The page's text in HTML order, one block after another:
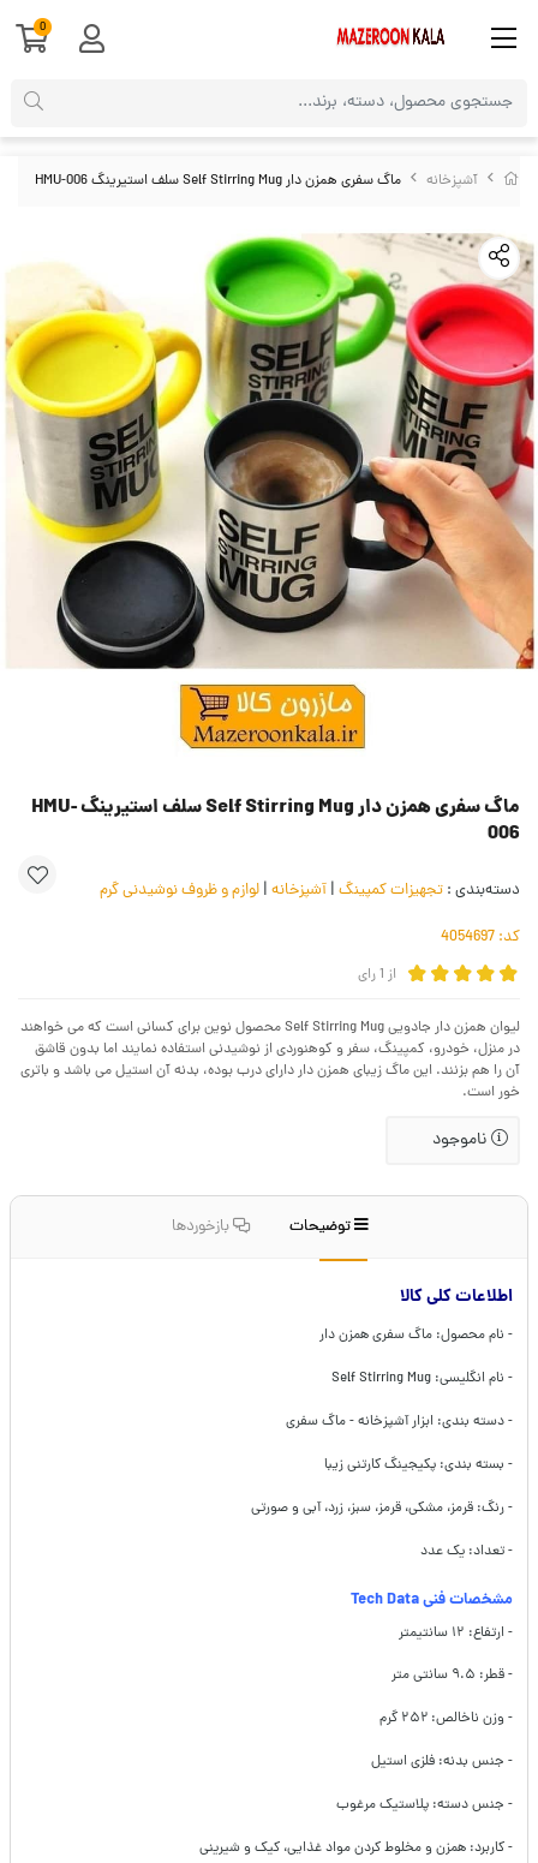
آشپزخانه ماگ سفری همزن دار Self Stirring Mug سلف استیرینگ HMU-006
ماگ سفری همزن دار Self Stirring Mug سلف استیرینگ HMU-
006
دسته‌بندی : تجهیزات کمپینگ | آشپزخانه | لوازم و ظروف نوشیدنی گرم
کد:
از 1رای
لیوان همزن دار جادویی Self Stirring Mug محصول نوین برای کسانی است که می خواهند
در منزل، خودرو، کمپینگ، سفر و کوهنوردی از نوشیدنی استفاده نمایند اما بدون قاشق
آن را هم بزنند. این ماگ زیبای همزن دار دارای درب بوده، بدنه آن استیل می باشد و باتری
خور است.
ناموجود
توضیحات بازخوردها
اطلاعات کلی کالا
- نام محصول: ماگ سفری همزن دار
- نام انگلیسی: Self Stirring Mug
- دسته بندی: ابزار آشپزخانه - ماگ سفری
- بسته بندی: پکیجینگ کارتنی زیبا
- رنگ: قرمز، مشکی، قرمز، سبز، زرد، آبی و صورتی
- تعداد: یک عدد
مشخصات فنی Tech Data
- ارتفاع: ۱۲ سانتیمتر
- قطر: ۹.۵ سانتی متر
- وزن ناخالص: ۲۵۲ گرم
- جنس بدنه: فلزی استیل
- جنس دسته: پلاستیک مرغوب
- کاربرد: همزن و مخلوط کردن مواد غذایی، کیک و شیرینی
0